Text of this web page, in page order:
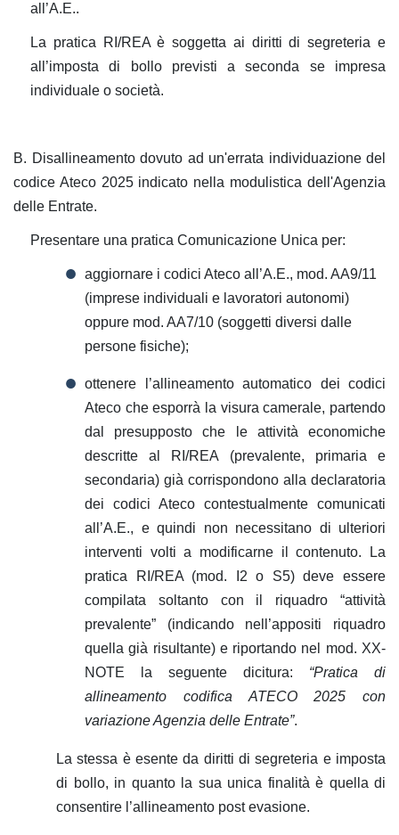
all’A.E..
La pratica RI/REA è soggetta ai diritti di segreteria e
all’imposta di bollo previsti a seconda se impresa
individuale o società.
B. Disallineamento dovuto ad un'errata individuazione del
codice Ateco 2025 indicato nella modulistica dell'Agenzia
delle Entrate.
Presentare una pratica Comunicazione Unica per:
aggiornare i codici Ateco all’A.E., mod. AA9/11
(imprese individuali e lavoratori autonomi)
oppure mod. AA7/10 (soggetti diversi dalle
persone fisiche);
ottenere l’allineamento automatico dei codici
Ateco che esporrà la visura camerale, partendo
dal presupposto che le attività economiche
descritte al RI/REA (prevalente, primaria e
secondaria) già corrispondono alla declaratoria
dei codici Ateco contestualmente comunicati
all’A.E., e quindi non necessitano di ulteriori
interventi volti a modificarne il contenuto. La
pratica RI/REA (mod. I2 o S5) deve essere
compilata soltanto con il riquadro “attività
prevalente” (indicando nell’appositi riquadro
quella già risultante) e riportando nel mod. XX-
NOTE la seguente dicitura: “Pratica di
allineamento codifica ATECO 2025 con
variazione Agenzia delle Entrate”.
La stessa è esente da diritti di segreteria e imposta
di bollo, in quanto la sua unica finalità è quella di
consentire l’allineamento post evasione.